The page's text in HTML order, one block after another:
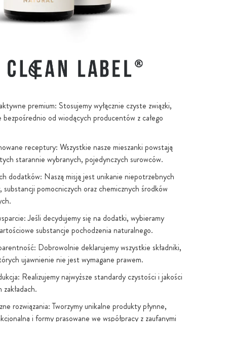
premium: Stosujemy wyłącznie czyste związki,
bezpośrednio od wiodących producentów z całego
receptury: Wszystkie nasze mieszanki powstają
starannie wybranych, pojedynczych surowców.
dodatków: Naszą misją jest unikanie niepotrzebnych
substancji pomocniczych oraz chemicznych środków
Jeśli decydujemy się na dodatki, wybieramy
substancje pochodzenia naturalnego.
Dobrowolnie deklarujemy wszystkie składniki,
ujawnienie nie jest wymagane prawem.
Realizujemy najwyższe standardy czystości i jakości
zakładach.
rozwiązania: Tworzymy unikalne produkty płynne,
i formy prasowane we współpracy z zaufanymi